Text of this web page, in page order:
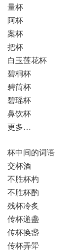
量杯
阿杯
案杯
把杯
白玉莲花杯
碧桐杯
碧筒杯
碧瑶杯
鼻饮杯
更多…
杯中间的词语
交杯酒
不胜杯杓
不胜杯酌
残杯冷炙
传杯递盏
传杯换盏
传杯弄斝